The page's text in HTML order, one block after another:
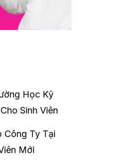
Học Kỹ
Sinh Viên
Công Ty Tại
Mới